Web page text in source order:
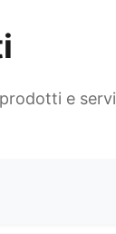
e